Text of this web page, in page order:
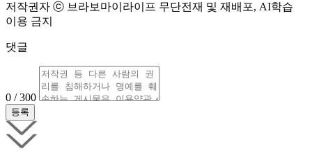
저작권자 ⓒ 브라보마이라이프 무단전재 및 재배포, AI학습
이용 금지
댓글
0 / 300